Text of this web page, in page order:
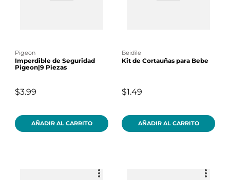
pigeon
Imperdible de Seguridad
Pigeon|9 Piezas
$3.99
AÑADIR AL CARRITO
beidile
Kit de Cortauñas para Bebe
$1.49
AÑADIR AL CARRITO